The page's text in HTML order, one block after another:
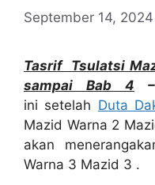
September 14, 2024
Tasrif Tsulatsi
sampai Bab 4 –
ini setelah Duta
Mazid Warna 2
akan
Warna 3 Mazid 3 .